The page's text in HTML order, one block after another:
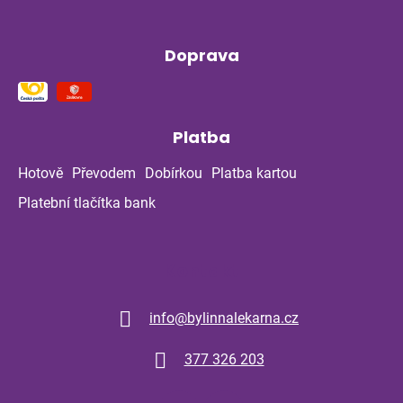
Doprava
Platba
Hotově Převodem Dobírkou
Platba kartou
Platební tlačítka bank
info@bylinnalekarna.cz
377 326 203